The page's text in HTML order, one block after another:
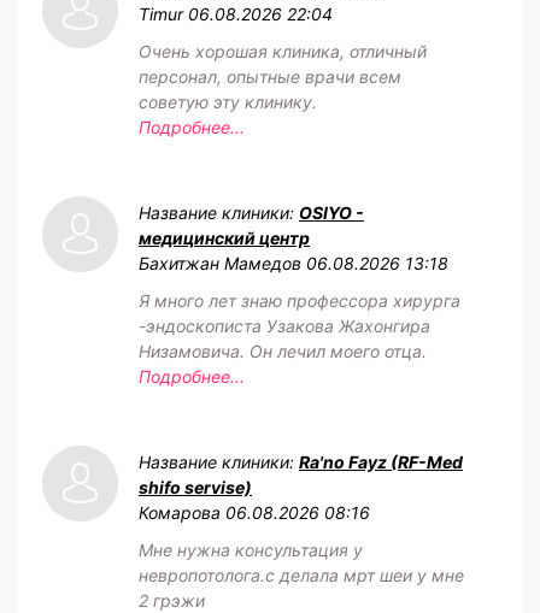
Timur 06.08.2026 22:04
Очень хорошая клиника, отличный
персонал, опытные врачи всем
советую эту клинику.
Подробнее...
Название клиники: OSIYO -
медицинский центр
Бахитжан Мамедов 06.08.2026 13:18
Я много лет знаю профессора хирурга
-эндоскописта Узакова Жахонгира
Низамовича. Он лечил моего отца.
Подробнее...
Название клиники: Ra'no Fayz (RF-Med
shifo servise)
Комарова 06.08.2026 08:16
Мне нужна консультация у
невропотолога.с делала мрт шеи у мне
2 грэжи